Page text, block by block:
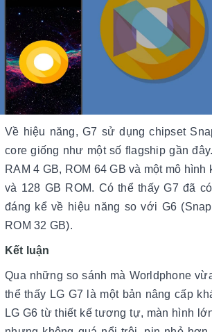
Về hiệu năng, G7 sử dụng chipset
core giống như một số flagship gần
RAM 4 GB, ROM 64 GB và một mô hình
và 128 GB ROM. Có thể thấy G7 đã
đáng kể về hiệu năng so với G6
ROM 32 GB).
Kết luận
Qua những so sánh mà Worldphone
thể thấy LG G7 là một bản nâng cấp
LG G6 từ thiết kế tương tự, màn hình